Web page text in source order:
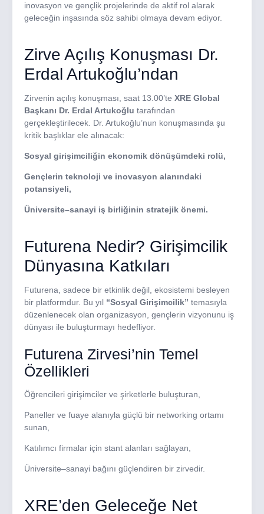
inovasyon ve gençlik projelerinde de aktif rol alarak
geleceğin inşasında söz sahibi olmaya devam ediyor.
Zirve Açılış Konuşması Dr.
Erdal Artukoğlu’ndan
Zirvenin açılış konuşması, saat 13.00’te XRE Global
Başkanı Dr. Erdal Artukoğlu tarafından
gerçekleştirilecek. Dr. Artukoğlu’nun konuşmasında şu
kritik başlıklar ele alınacak:
Sosyal girişimciliğin ekonomik dönüşümdeki rolü,
Gençlerin teknoloji ve inovasyon alanındaki
potansiyeli,
Üniversite–sanayi iş birliğinin stratejik önemi.
Futurena Nedir? Girişimcilik
Dünyasına Katkıları
Futurena, sadece bir etkinlik değil, ekosistemi besleyen
bir platformdur. Bu yıl “Sosyal Girişimcilik” temasıyla
düzenlenecek olan organizasyon, gençlerin vizyonunu iş
dünyası ile buluşturmayı hedefliyor.
Futurena Zirvesi’nin Temel
Özellikleri
Öğrencileri girişimciler ve şirketlerle buluşturan,
Paneller ve fuaye alanıyla güçlü bir networking ortamı
sunan,
Katılımcı firmalar için stant alanları sağlayan,
Üniversite–sanayi bağını güçlendiren bir zirvedir.
XRE’den Geleceğe Net